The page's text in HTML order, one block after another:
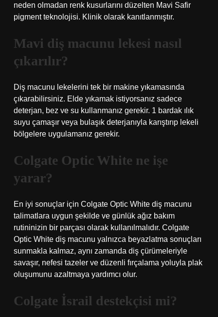
neden olmadan renk kusurlarını düzelten Mavi Safir
pigment teknolojisi. Klinik olarak kanıtlanmıştır.
Mavi diş macunu lekesi nasıl
çıkarılır?
Diş macunu lekelerini tek bir makine yıkamasında
çıkarabilirsiniz. Elde yıkamak istiyorsanız sadece
deterjan, bez ve su kullanmanız gerekir. 1 bardak ılık
suyu çamaşır veya bulaşık deterjanıyla karıştırıp lekeli
bölgelere uygulamanız gerekir.
Colgate Optic White ne işe
yarar?
En iyi sonuçlar için Colgate Optic White diş macunu
talimatlara uygun şekilde ve günlük ağız bakım
rutininizin bir parçası olarak kullanılmalıdır. Colgate
Optic White diş macunu yalnızca beyazlatma sonuçları
sunmakla kalmaz, aynı zamanda diş çürümeleriyle
savaşır, nefesi tazeler ve düzenli fırçalama yoluyla plak
oluşumunu azaltmaya yardımcı olur.
Colgate İsrail destekçisi mi?